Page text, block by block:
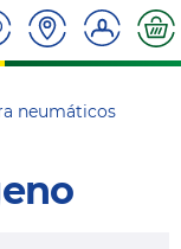
neumáticos